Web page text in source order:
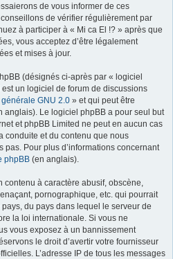
de vous informer de ces
de vérifier régulièrement par
à participer à « Mi ca El !? » après que
vous acceptez d’être légalement
et mises à jour.
(désignés ci-après par « logiciel
un logiciel de forum de discussions
GNU 2.0 » et qui peut être
anglais). Le logiciel phpBB a pour seul but
et phpBB Limited ne peut en aucun cas
conduite et du contenu que nous
pas. Pour plus d’informations concernant
phpBB (en anglais).
contenu à caractère abusif, obscène,
pornographique, etc. qui pourrait
du pays dans lequel le serveur de
la loi internationale. Si vous ne
vous exposez à un bannissement
le droit d’avertir votre fournisseur
L’adresse IP de tous les messages